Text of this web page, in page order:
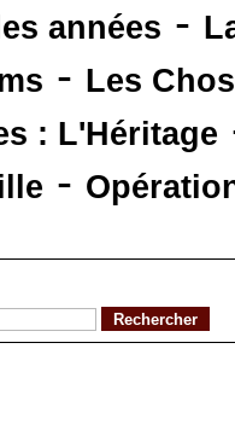
années -
- Les
: L'Héritage
-